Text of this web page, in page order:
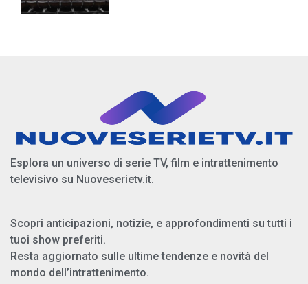
Esplora un universo di serie TV, film e intrattenimento
televisivo su Nuoveserietv.it.
Scopri anticipazioni, notizie, e approfondimenti su tutti i
tuoi show preferiti.
Resta aggiornato sulle ultime tendenze e novità del
mondo dell’intrattenimento.